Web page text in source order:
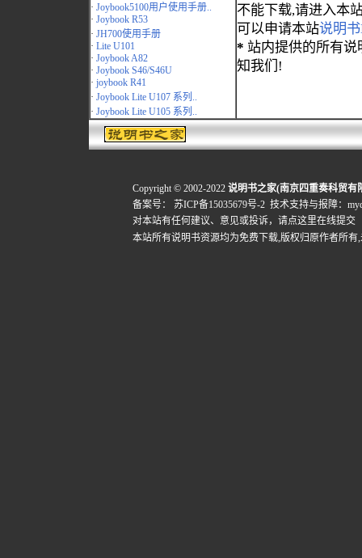
· Joybook5100用户使用手册..
· Joybook R53
· JH700使用手册
· Lite U101
· Joybook A82
· Joybook S46/S46U
· joybook R41
· Joybook Lite U107 系列..
· Joybook Lite U105 系列..
不能下载,请进入本
可以申请本站说明
* 站内提供的所有
知我们!
Copyright © 2002-2022 说明书之家(南京四重奏科贸有
备案号：
苏ICP备15035679号-2 技术支持与报障：
对本站有任何建议、意见或投诉， 请点这里在线提交
本站所有说明书资源均为免费下载,版权归原作者所